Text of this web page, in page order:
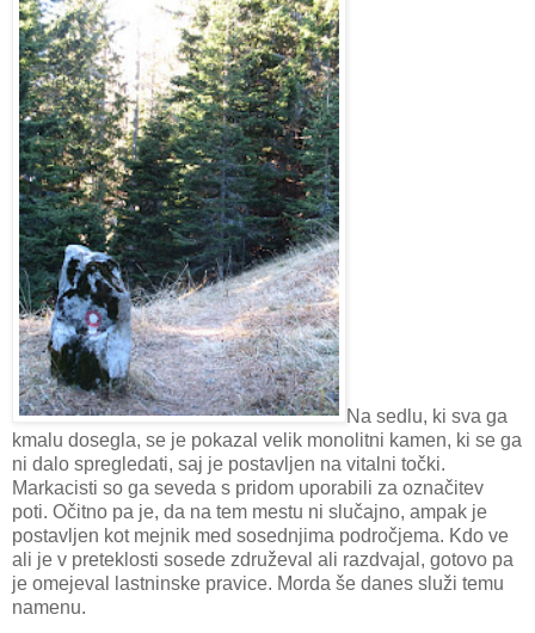
Na sedlu, ki sva ga
kmalu dosegla, se je pokazal velik monolitni kamen, ki se ga
ni dalo spregledati, saj je postavljen na vitalni točki.
Markacisti so ga seveda s pridom uporabili za označitev
poti. Očitno pa je, da na tem mestu ni slučajno, ampak je
postavljen kot mejnik med sosednjima področjema. Kdo ve
ali je v preteklosti sosede združeval ali razdvajal, gotovo pa
je omejeval lastninske pravice. Morda še danes služi temu
namenu.